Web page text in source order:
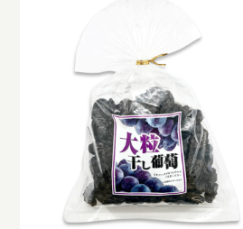
大粒干し葡萄